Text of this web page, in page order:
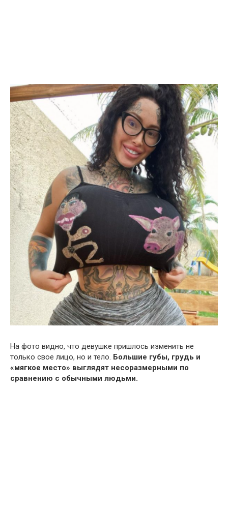
На фото видно, что девушке пришлось изменить не
только свое лицо, но и тело. Большие губы, грудь и
«мягкое место» выглядят несоразмерными по
сравнению с обычными людьми.